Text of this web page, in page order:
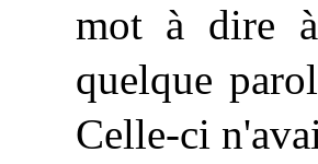
mot à dire
quelque
Celle-ci